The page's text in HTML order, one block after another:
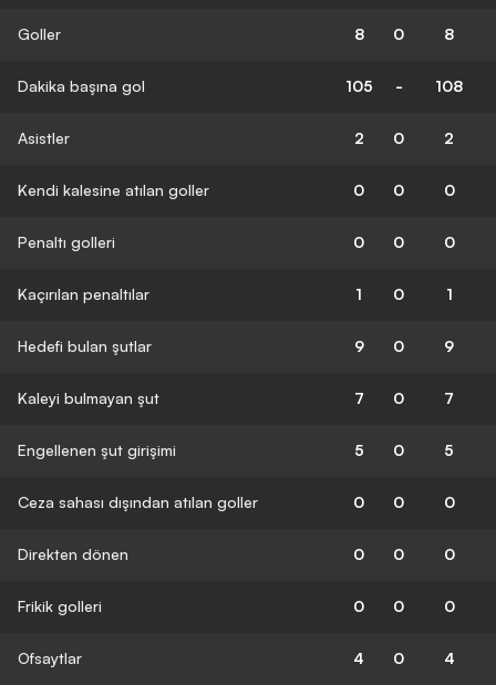
Goller 8 0 8
Dakika başına gol 105 - 108
Asistler 2 0 2
Kendi kalesine atılan goller 0 0 0
Penaltı golleri 0 0 0
Kaçırılan penaltılar 1 0 1
Hedefi bulan şutlar 9 0 9
Kaleyi bulmayan şut 7 0 7
Engellenen şut girişimi 5 0 5
Ceza sahası dışından atılan goller 0 0 0
Direkten dönen 0 0 0
Frikik golleri 0 0 0
Ofsaytlar 4 0 4